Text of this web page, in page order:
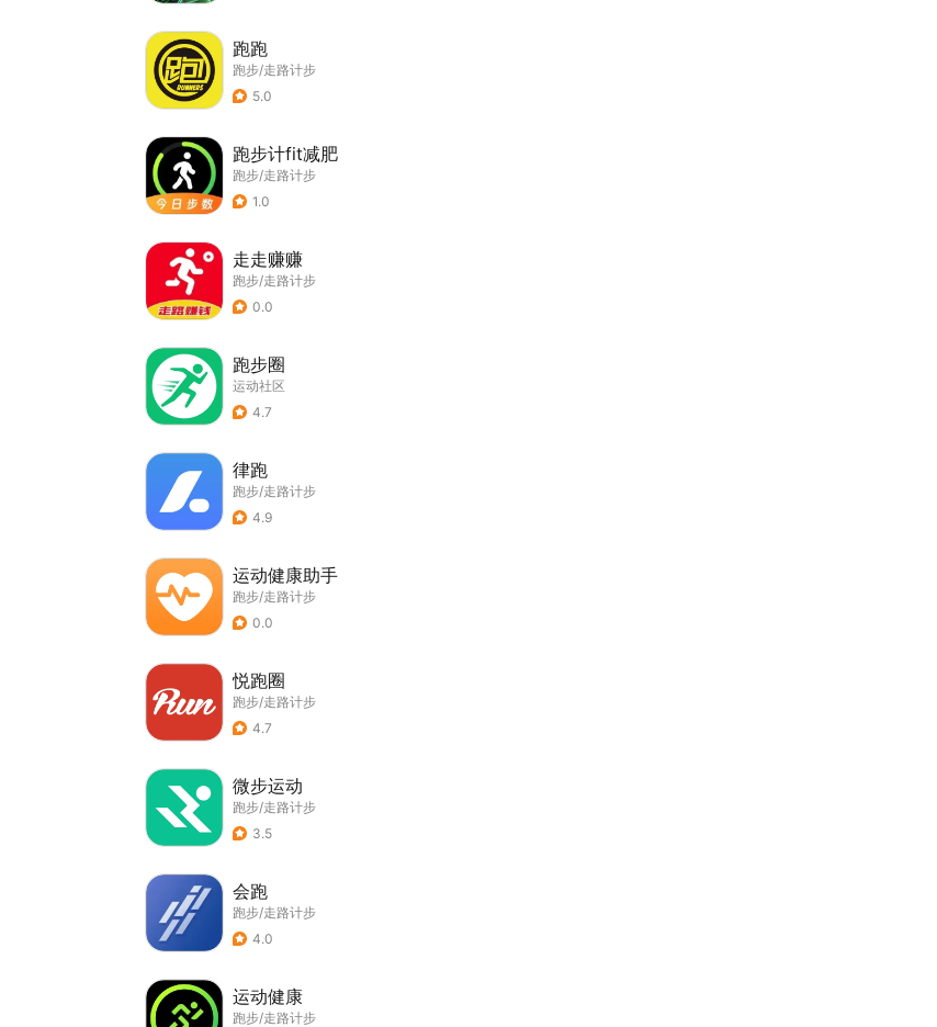
跑跑
跑步/走路计步
5.0
跑步计fit减肥
跑步/走路计步
1.0
走走赚赚
跑步/走路计步
0.0
跑步圈
运动社区
4.7
律跑
跑步/走路计步
4.9
运动健康助手
跑步/走路计步
0.0
悦跑圈
跑步/走路计步
4.7
微步运动
跑步/走路计步
3.5
会跑
跑步/走路计步
4.0
运动健康
跑步/走路计步